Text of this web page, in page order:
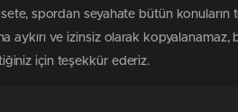
spordan seyahate bütün
ve izinsiz olarak kopyalanamaz,
için teşekkür ederiz.